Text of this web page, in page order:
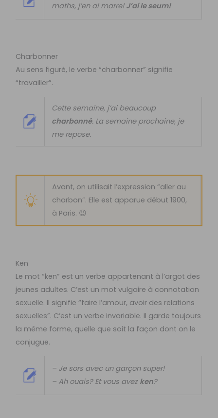
maths, j’en ai marre! J’ai le seum!
Charbonner
Au sens figuré, le verbe “charbonner” signifie
“travailler”.
Cette semaine, j’ai beaucoup
charbonné. La semaine prochaine, je
me repose.
Avant, on utilisait l’expression “aller au
charbon”. Elle est apparue début 1900,
à Paris. 😉
Ken
Le mot “ken” est un verbe appartenant à l’argot des
jeunes adultes. C’est un mot vulgaire à connotation
sexuelle. Il signifie “faire l’amour, avoir des relations
sexuelles”. C’est un verbe invariable. Il garde toujours
la même forme, quelle que soit la façon dont on le
conjugue.
– Je sors avec un garçon super!
– Ah ouais? Et vous avez ken?